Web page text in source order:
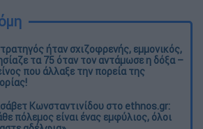
ήταν σχιζοφρενής, εμμονικός,
τα 75 όταν τον αντάμωσε η δόξα –
που άλλαξε την πορεία της
Κωνσταντινίδου στο ethnos.gr:
πόλεμος είναι ένας εμφύλιος, όλοι